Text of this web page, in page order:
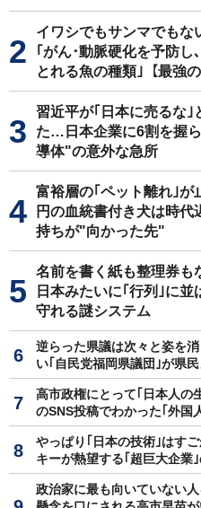
イワシでもサンマでもな
｢がん･動脈硬化を予防し
とれる魚の種類｣【最強の
習近平が｢日本に売るな｣
た…日本企業に6割を握
導体"の意外な急所
富裕層の｢ペット離れ｣
円の血統書付き犬は時代
持ちが"向かった先"
名前を書く紙も整理券
日本みたいに｢行列｣に並
守れる謎システム
逆らった県議は次々と姿を
い｢自民党福岡県議団｣が県
高市政権にとって｢日本人
のSNS投稿でわかった｢外国
やっぱり｢日本の技術｣はす
キーが熱望する｢超巨大企業
政治家に最も向いていない